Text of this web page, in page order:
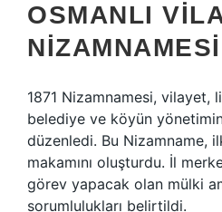
OSMANLI
1871 Nizamnamesi, vilayet,
belediye ve köyün
düzenledi. Bu Nizamname,
makamını oluşturdu. İl
görev yapacak olan mülki
sorumlulukları belirtildi.